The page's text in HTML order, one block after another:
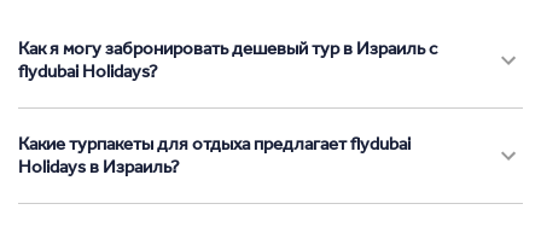
Как я могу забронировать дешевый тур в Израиль с
flydubai Holidays?
Какие турпакеты для отдыха предлагает flydubai
Holidays в Израиль?